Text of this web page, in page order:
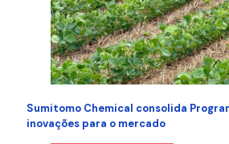
Sumitomo Chemical consolida
inovações para o mercado